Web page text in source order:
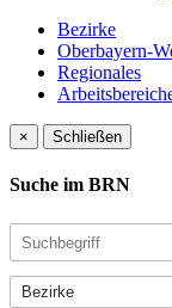
Bezirke
Oberbayern-
Regionales
× Schließen
Suche im BRN